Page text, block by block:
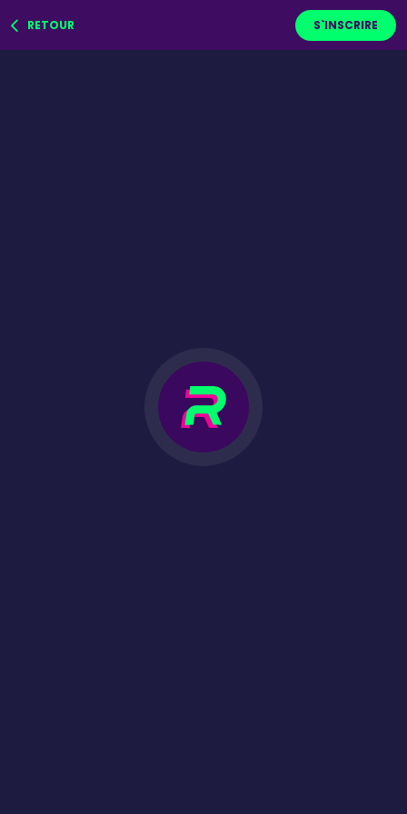
RETOUR S`INSCRIRE